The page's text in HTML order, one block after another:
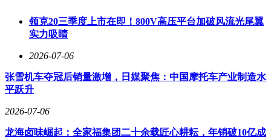
领克20三季度上市在即！800V高压平台加破风流光尾翼
实力吸睛
2026-07-06
张雪机车夺冠后销量激增，日媒聚焦：中国摩托车产业制造水
平跃升
2026-07-06
龙海卤味崛起：全家福集团二十余载匠心耕耘，年销破10亿成